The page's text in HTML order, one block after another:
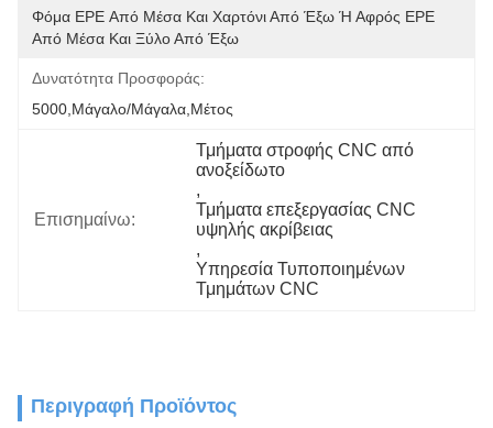
Φόμα EPE Από Μέσα Και Χαρτόνι Από Έξω Ή Αφρός EPE
Από Μέσα Και Ξύλο Από Έξω
Δυνατότητα Προσφοράς:
5000,Μάγαλο/Μάγαλα,Μέτος
Επισημαίνω:
Τμήματα στροφής CNC από
ανοξείδωτο
,
Τμήματα επεξεργασίας CNC
υψηλής ακρίβειας
,
Υπηρεσία Τυποποιημένων
Τμημάτων CNC
Περιγραφή Προϊόντος